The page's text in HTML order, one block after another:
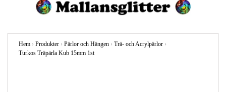
Hem › Produkter › Pärlor och Hängen › Trä- och Acrylpärlor ›
Turkos Träpärla Kub 15mm 1st